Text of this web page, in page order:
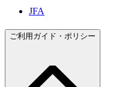
JFA
ご利用ガイド・ポリシー